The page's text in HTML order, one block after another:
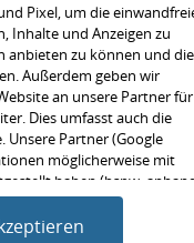
beidseitig
Pixel, um die
Inhalte und Anzeigen zu
anbieten zu können und die
Außerdem geben wir
an unsere Partner für
Dies umfasst auch die
Partner (Google
möglicherweise mit
haben (bspw.
Rahmen Ihrer Nutzung der
anderer Geräte). Ihre